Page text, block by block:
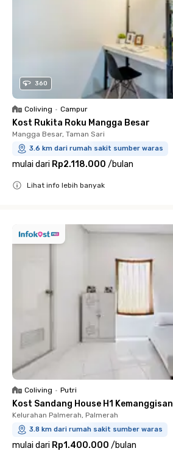
360
Coliving • Campur
Kost Rukita Roku Mangga Besar
Mangga Besar, Taman Sari
3.6 km dari rumah sakit sumber waras
mulai dari Rp2.118.000 /bulan
Lihat info lebih banyak
Coliving • Putri
Kost Sandang House H1 Kemanggisan
Kelurahan Palmerah, Palmerah
3.8 km dari rumah sakit sumber waras
mulai dari Rp1.400.000 /bulan